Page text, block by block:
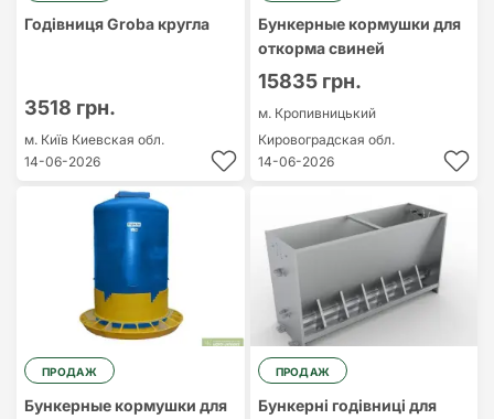
Годівниця Groba кругла
3518 грн.
м. Київ Киевская обл.
14-06-2026
Бункерные кормушки для
откорма свиней
15835 грн.
м. Кропивницький
Кировоградская обл.
14-06-2026
ПРОДАЖ
Бункерные кормушки для
ПРОДАЖ
Бункерні годівниці для